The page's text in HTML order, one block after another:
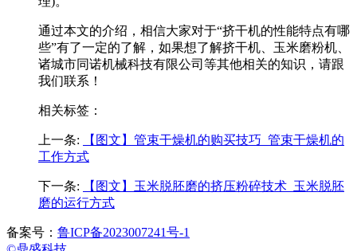
通过本文的介绍，相信大家对于“挤干机的性能特点有哪
些”有了一定的了解，如果想了解挤干机、玉米磨粉机、
诸城市同诺机械科技有限公司等其他相关的知识，请跟
我们联系！
相关标签：
上一条:
【图文】管束干燥机的购买技巧_管束干燥机的
工作方式
下一条:
【图文】玉米脱胚磨的挤压粉碎技术_玉米脱胚
磨的运行方式
备案号： 鲁ICP备2023007241号-1